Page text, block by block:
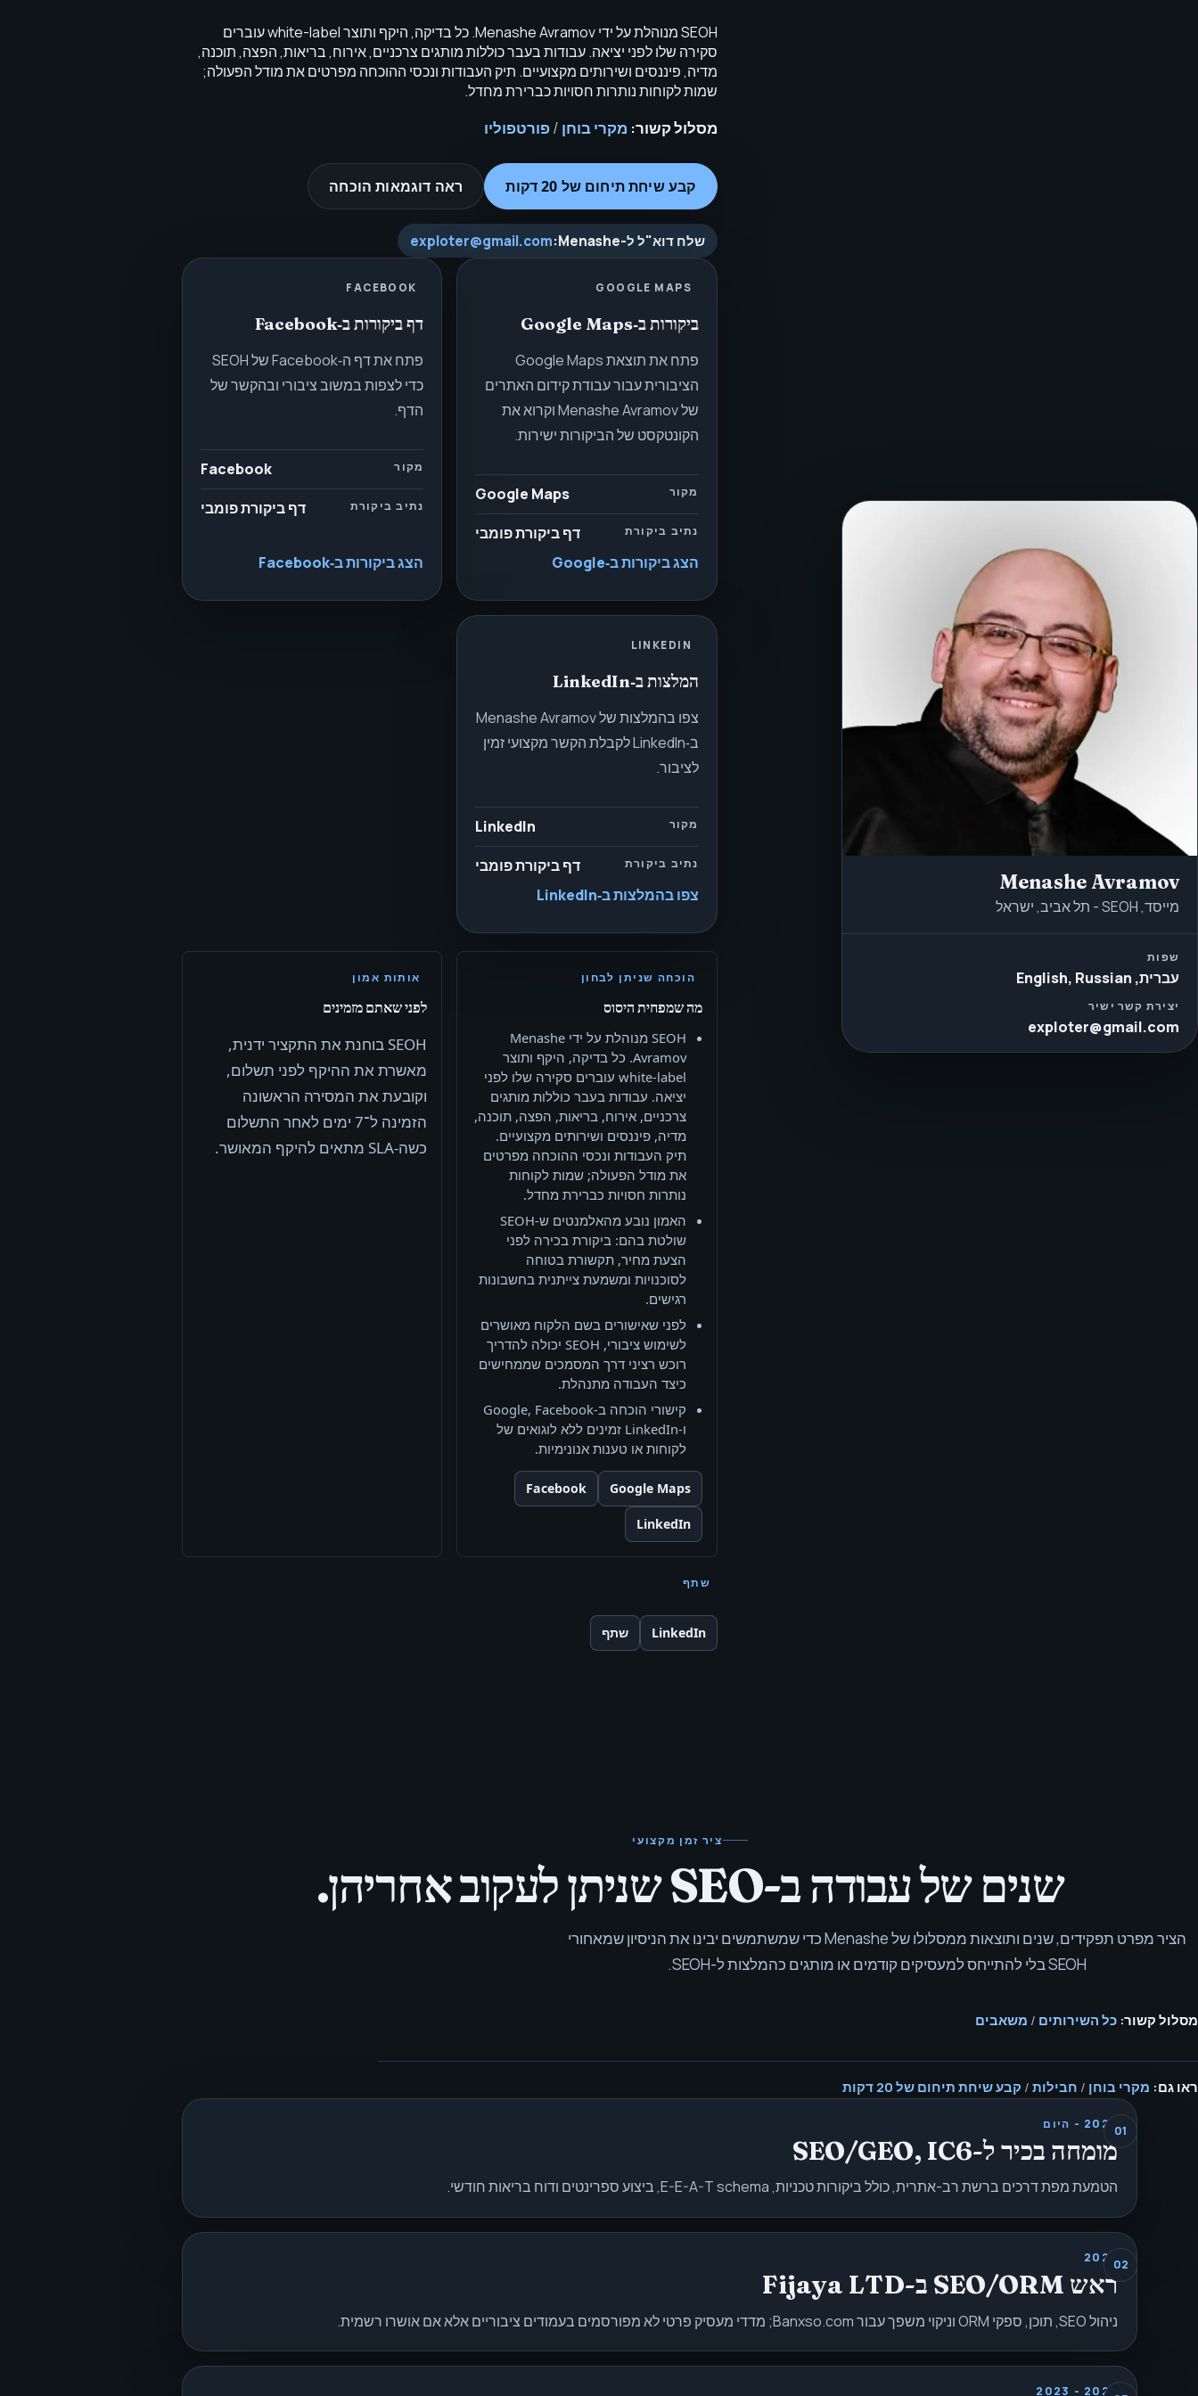
Menashe Avramov
מייסד, SEOH - תל אביב, ישראל
שפות
עברית, English, Russian
יצירת קשר ישיר
exploter@gmail.com
SEOH מנוהלת על ידי Menashe Avramov. כל בדיקה, היקף ותוצר white-label עוברים
סקירה שלו לפני יציאה. עבודות בעבר כוללות מותגים צרכניים, אירוח, בריאות, הפצה, תוכנה,
מדיה, פיננסים ושירותים מקצועיים. תיק העבודות ונכסי ההוכחה מפרטים את מודל הפעולה;
שמות לקוחות נותרות חסויות כברירת מחדל.
מסלול קשור: מקרי בוחן /פורטפוליו
קבע שיחת תיחום של 20 דקות ראה דוגמאות הוכחה
שלח דוא"ל ל-Menashe :
exploter@gmail.com
GOOGLE MAPS
ביקורות ב‑Google Maps
פתח את תוצאת Google Maps
הציבורית עבור עבודת קידום האתרים
של Menashe Avramov וקרוא את
הקונטקסט של הביקורות ישירות.
מקור Google Maps
נתיב ביקורת
דף ביקורת פומבי
הצג ביקורות ב‑Google
FACEBOOK
דף ביקורות ב‑Facebook
פתח את דף ה‑Facebook של SEOH
כדי לצפות במשוב ציבורי ובהקשר של
הדף.
מקור Facebook
נתיב ביקורת דף ביקורת פומבי
הצג ביקורות ב‑Facebook
LINKEDIN
המלצות ב‑LinkedIn
צפו בהמלצות של Menashe Avramov
ב‑LinkedIn לקבלת הקשר מקצועי זמין
לציבור.
מקור LinkedIn
נתיב ביקורת
דף ביקורת פומבי
צפו בהמלצות ב‑LinkedIn
הוכחה שניתן לבחון
מה שמפחית היסוס
SEOH מנוהלת על ידי Menashe
Avramov. כל בדיקה, היקף ותוצר
white-label עוברים סקירה שלו לפני
יציאה. עבודות בעבר כוללות מותגים
צרכניים, אירוח, בריאות, הפצה, תוכנה,
מדיה, פיננסים ושירותים מקצועיים.
תיק העבודות ונכסי ההוכחה מפרטים
את מודל הפעולה; שמות לקוחות
נותרות חסויות כברירת מחדל.
האמון נובע מהאלמנטים ש‑SEOH
שולטת בהם: ביקורת בכירה לפני
הצעת מחיר, תקשורת בטוחה
לסוכנויות ומשמעת צייתנית בחשבונות
רגישים.
לפני שאישורים בשם הלקוח מאושרים
לשימוש ציבורי, SEOH יכולה להדריך
רוכש רציני דרך המסמכים שממחישים
כיצד העבודה מתנהלת.
קישורי הוכחה ב‑Google, Facebook
ו‑LinkedIn זמינים ללא לוגואים של
לקוחות או טענות אנונימיות.
Google Maps
Facebook
LinkedIn
אותות אמון
לפני שאתם מזמינים
SEOH בוחנת את התקציר ידנית,
מאשרת את ההיקף לפני תשלום,
וקובעת את המסירה הראשונה
הזמינה ל־7 ימים לאחר התשלום
כשה-SLA מתאים להיקף המאושר.
שתף
LinkedIn שתף
ציר זמן מקצועי
שנים של עבודה ב-SEO שניתן לעקוב אחריהן.
הציר מפרט תפקידים, שנים ותוצאות ממסלולו של Menashe כדי שמשתמשים יבינו את הניסיון שמאחורי
SEOH בלי להתייחס למעסיקים קודמים או מותגים כהמלצות ל-SEOH.
מסלול קשור: כל השירותים / משאבים
ראו גם: מקרי בוחן / חבילות / קבע שיחת תיחום של 20 דקות
2024 - היום
מומחה בכיר ל-SEO/GEO, IC6
הטמעת מפת דרכים ברשת רב-אתרית, כולל ביקורות טכניות, E-E-A-T schema, ביצוע ספרינטים ודוח בריאות חודשי.
2024
ראש SEO/ORM ב-Fijaya LTD
ניהול SEO, תוכן, ספקי ORM וניקוי משפך עבור Banxso.com; מדדי מעסיק פרטי לא מפורסמים בעמודים ציבוריים אלא אם אושרו רשמית.
2022 - 2023